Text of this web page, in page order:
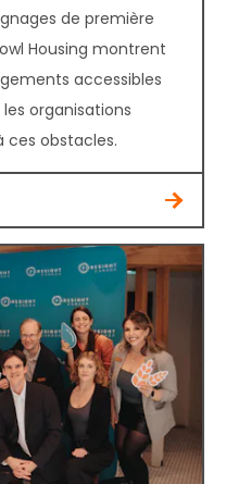
de première
Housing montrent
accessibles
organisations
obstacles.